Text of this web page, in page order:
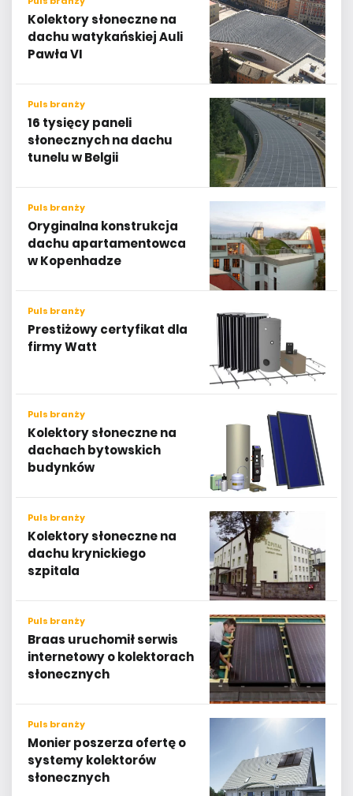
Kolektory słoneczne na
dachu watykańskiej Auli
Pawła VI
Puls branży
16 tysięcy paneli
słonecznych na dachu
tunelu w Belgii
Puls branży
Oryginalna konstrukcja
dachu apartamentowca
w Kopenhadze
Puls branży
Prestiżowy certyfikat dla
firmy Watt
Puls branży
Kolektory słoneczne na
dachach bytowskich
budynków
Puls branży
Kolektory słoneczne na
dachu krynickiego
szpitala
Puls branży
Braas uruchomił serwis
internetowy o kolektorach
słonecznych
Puls branży
Monier poszerza ofertę o
systemy kolektorów
słonecznych